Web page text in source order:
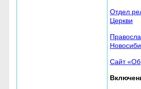
Отдел
Церкви
Сайт